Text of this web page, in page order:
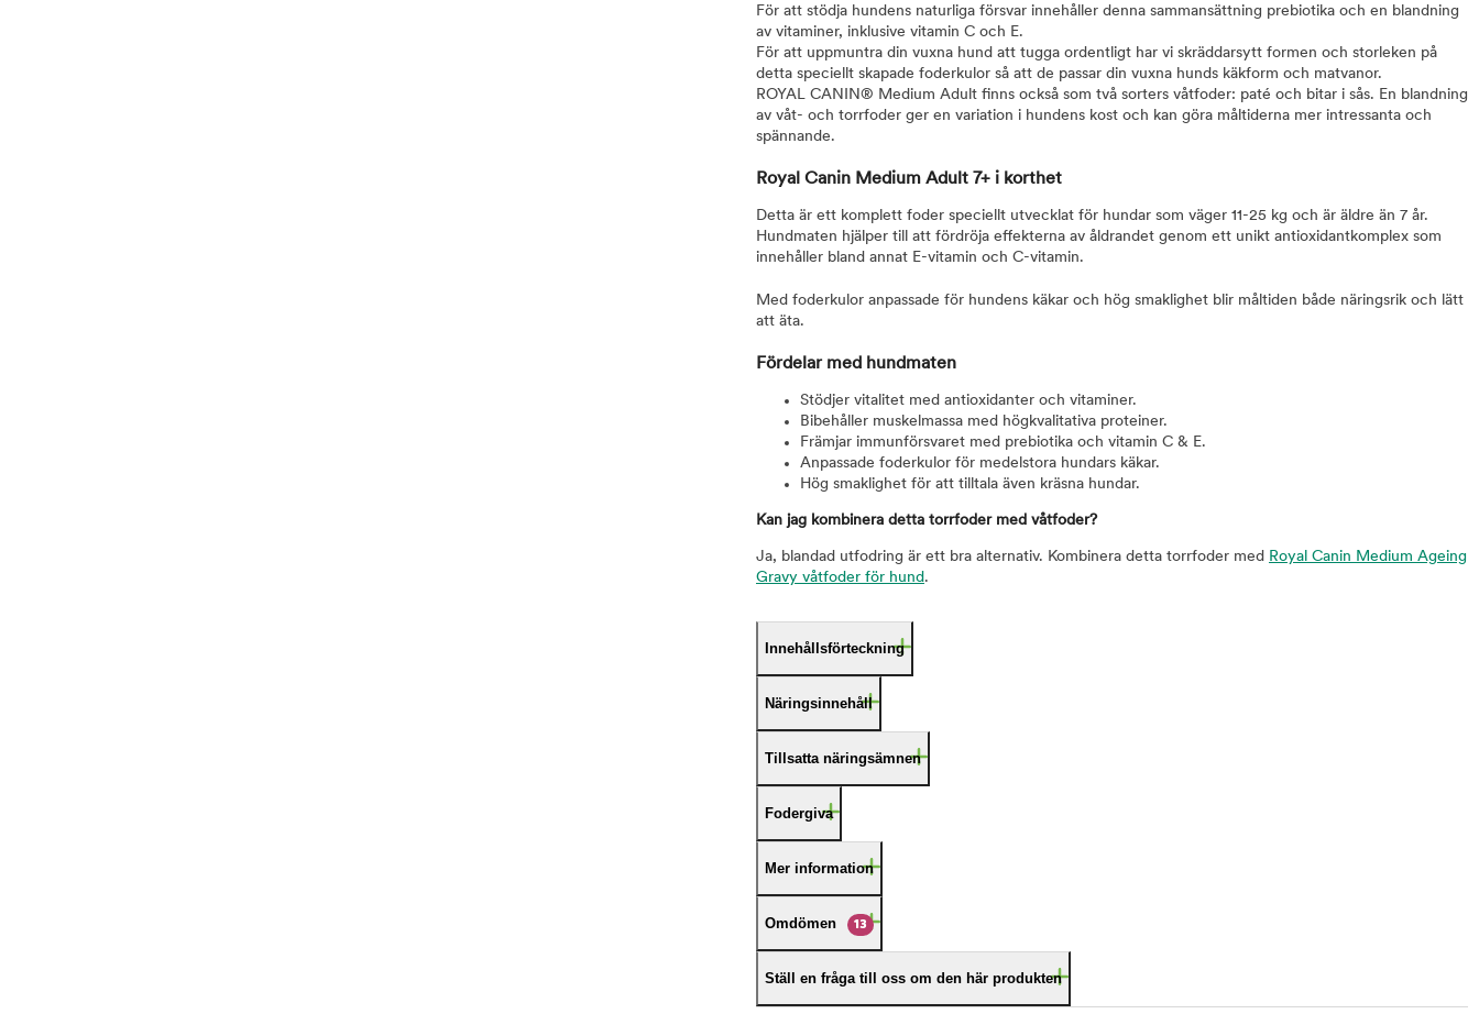
För att stödja hundens naturliga försvar innehåller denna sammansättning prebiotika och en blandning
av vitaminer, inklusive vitamin C och E.
För att uppmuntra din vuxna hund att tugga ordentligt har vi skräddarsytt formen och storleken på
detta speciellt skapade foderkulor så att de passar din vuxna hunds käkform och matvanor.
ROYAL CANIN® Medium Adult finns också som två sorters våtfoder: paté och bitar i sås. En blandning
av våt- och torrfoder ger en variation i hundens kost och kan göra måltiderna mer intressanta och
spännande.
Royal Canin Medium Adult 7+ i korthet
Detta är ett komplett foder speciellt utvecklat för hundar som väger 11-25 kg och är äldre än 7 år.
Hundmaten hjälper till att fördröja effekterna av åldrandet genom ett unikt antioxidantkomplex som
innehåller bland annat E-vitamin och C-vitamin.
Med foderkulor anpassade för hundens käkar och hög smaklighet blir måltiden både näringsrik och lätt
att äta.
Fördelar med hundmaten
Stödjer vitalitet med antioxidanter och vitaminer.
Bibehåller muskelmassa med högkvalitativa proteiner.
Främjar immunförsvaret med prebiotika och vitamin C & E.
Anpassade foderkulor för medelstora hundars käkar.
Hög smaklighet för att tilltala även kräsna hundar.
Kan jag kombinera detta torrfoder med våtfoder?
Ja, blandad utfodring är ett bra alternativ. Kombinera detta torrfoder med Royal Canin Medium Ageing
Gravy våtfoder för hund.
Innehållsförteckning
Näringsinnehåll
Tillsatta näringsämnen
Fodergiva
Mer information
Omdömen 13
Ställ en fråga till oss om den här produkten